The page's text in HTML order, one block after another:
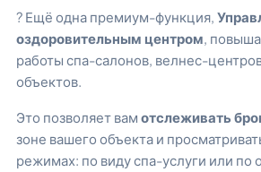
? Ещё одна премиум-функция,
оздоровительным центром,
работы спа-салонов, велнес-
объектов.
Это позволяет вам отслеживать
зоне вашего объекта и
режимах: по виду спа-услуги или по